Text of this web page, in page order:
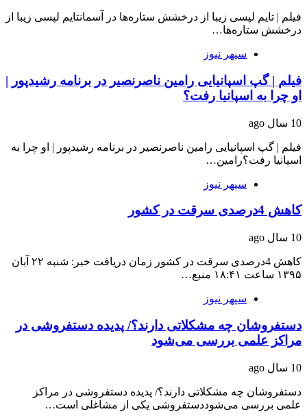
فیلم | تایم لپسی زیبا از درخشش ستاره‌ها در آسمانتایم لپسی زیبا از
درخشش ستاره‌ها…
سپهر نیوز
فیلم | گپ اسپانیایی رامین ناصرنصیر در برنامه رشیدپور |
او چرا به اسپانیا رفت؟
10 سال ago
فیلم | گپ اسپانیایی رامین ناصرنصیر در برنامه رشیدپور | او چرا به
اسپانیا رفت؟رامین…
سپهر نیوز
کاهش 4درصدی سرقت در کشور
10 سال ago
کاهش 4درصدی سرقت در کشور زمان دریافت خبر: شنبه ۲۲ آبان
۱۳۹۵ ساعت ۱۸:۴۱ منبع…
سپهر نیوز
دستفروشان چه مشکلاتی دارند؟/ پدیده دستفروشی در
مراکز علمی بررسی می‌شود
10 سال ago
دستفروشان چه مشکلاتی دارند؟/ پدیده دستفروشی در مراکز
علمی بررسی می‌شوددستفروشی یکی از مشاغلی است…